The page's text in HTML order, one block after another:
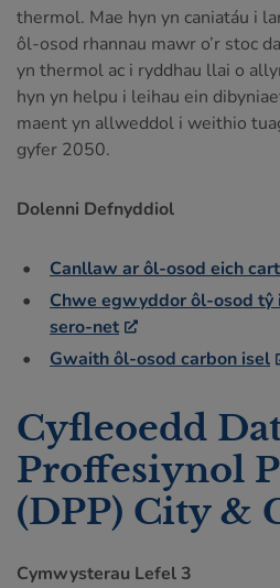
thermol. Mae hyn yn caniatáu i
ôl-osod rhannau mawr o’r stoc
yn thermol ac i ryddhau llai o
hyn yn helpu i leihau ein
maent yn allweddol i weithio
gyfer 2050.
Dolenni Defnyddiol
Canllaw ar ôl-osod eich
Chwe egwyddor ôl-osod
sero-net
Gwaith ôl-osod carbon isel
Cyfleoedd
Proffesiynol
(DPP) City &
Cymwysterau Lefel 3